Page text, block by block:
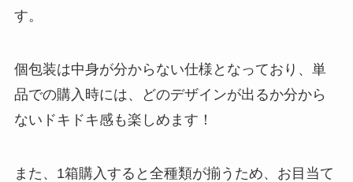
す。
個包装は中身が分からない仕様となっており、単
品での購入時には、どのデザインが出るか分から
ないドキドキ感も楽しめます！
また、1箱購入すると全種類が揃うため、お目当て